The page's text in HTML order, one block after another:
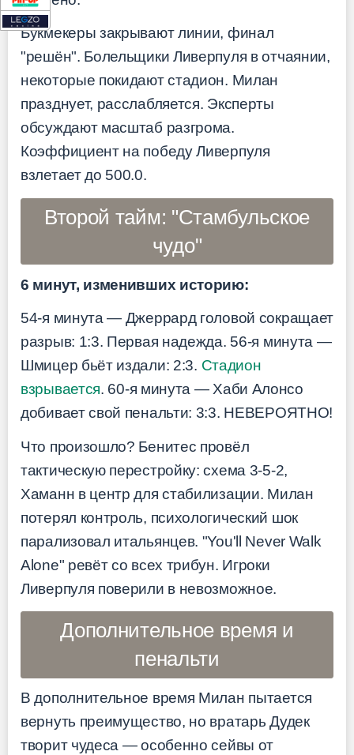
Букмекеры закрывают линии, финал
"решён". Болельщики Ливерпуля в отчаянии,
некоторые покидают стадион. Милан
празднует, расслабляется. Эксперты
обсуждают масштаб разгрома.
Коэффициент на победу Ливерпуля
взлетает до 500.0.
Второй тайм: "Стамбульское
чудо"
6 минут, изменивших историю:
54-я минута — Джеррард головой сокращает
разрыв: 1:3. Первая надежда. 56-я минута —
Шмицер бьёт издали: 2:3. Стадион
взрывается. 60-я минута — Хаби Алонсо
добивает свой пенальти: 3:3. НЕВЕРОЯТНО!
Что произошло? Бенитес провёл
тактическую перестройку: схема 3-5-2,
Хаманн в центр для стабилизации. Милан
потерял контроль, психологический шок
парализовал итальянцев. "You'll Never Walk
Alone" ревёт со всех трибун. Игроки
Ливерпуля поверили в невозможное.
Дополнительное время и
пенальти
В дополнительное время Милан пытается
вернуть преимущество, но вратарь Дудек
творит чудеса — особенно сейвы от